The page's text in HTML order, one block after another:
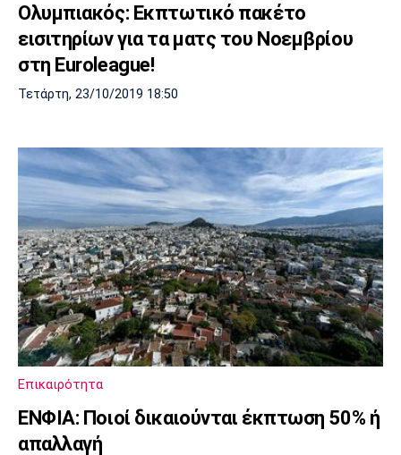
Oλυμπιακός: Εκπτωτικό πακέτο
εισιτηρίων για τα ματς του Νοεμβρίου
στη Euroleague!
Τετάρτη, 23/10/2019 18:50
Επικαιρότητα
ΕΝΦΙΑ: Ποιοί δικαιούνται έκπτωση 50% ή
απαλλαγή